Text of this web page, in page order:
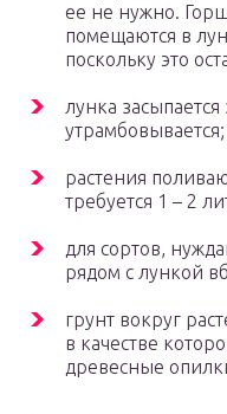
ее не нужно.
помещаются в
поскольку это
лунка
утрамбовывается;
растения
требуется 1 – 2
для сортов,
рядом с лункой
грунт вокруг
в качестве
древесные